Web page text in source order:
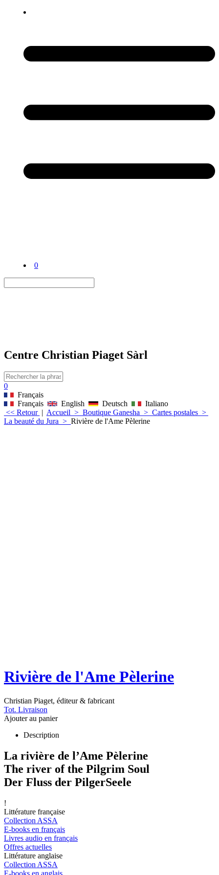
0
Centre Christian Piaget Sàrl
0
Français
Français
English Deutsch
Italiano
<< Retour | Accueil > Boutique Ganesha > Cartes postales >
La beauté du Jura > Rivière de l'Ame Pèlerine
Rivière de l'Ame Pèlerine
Christian Piaget, éditeur & fabricant
Tot. Livraison
Ajouter au panier
Description
La rivière de l’Ame Pèlerine
The river of the Pilgrim Soul
Der Fluss der PilgerSeele
!
Littérature française
Collection ASSA
E-books en français
Livres audio en français
Offres actuelles
Littérature anglaise
Collection ASSA
E-books en anglais